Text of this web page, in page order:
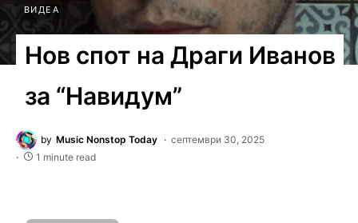
ВИДЕА
Нов спот на Драги Иванов
за “Навидум”
by Music Nonstop Today
септември 30, 2025
1 minute read